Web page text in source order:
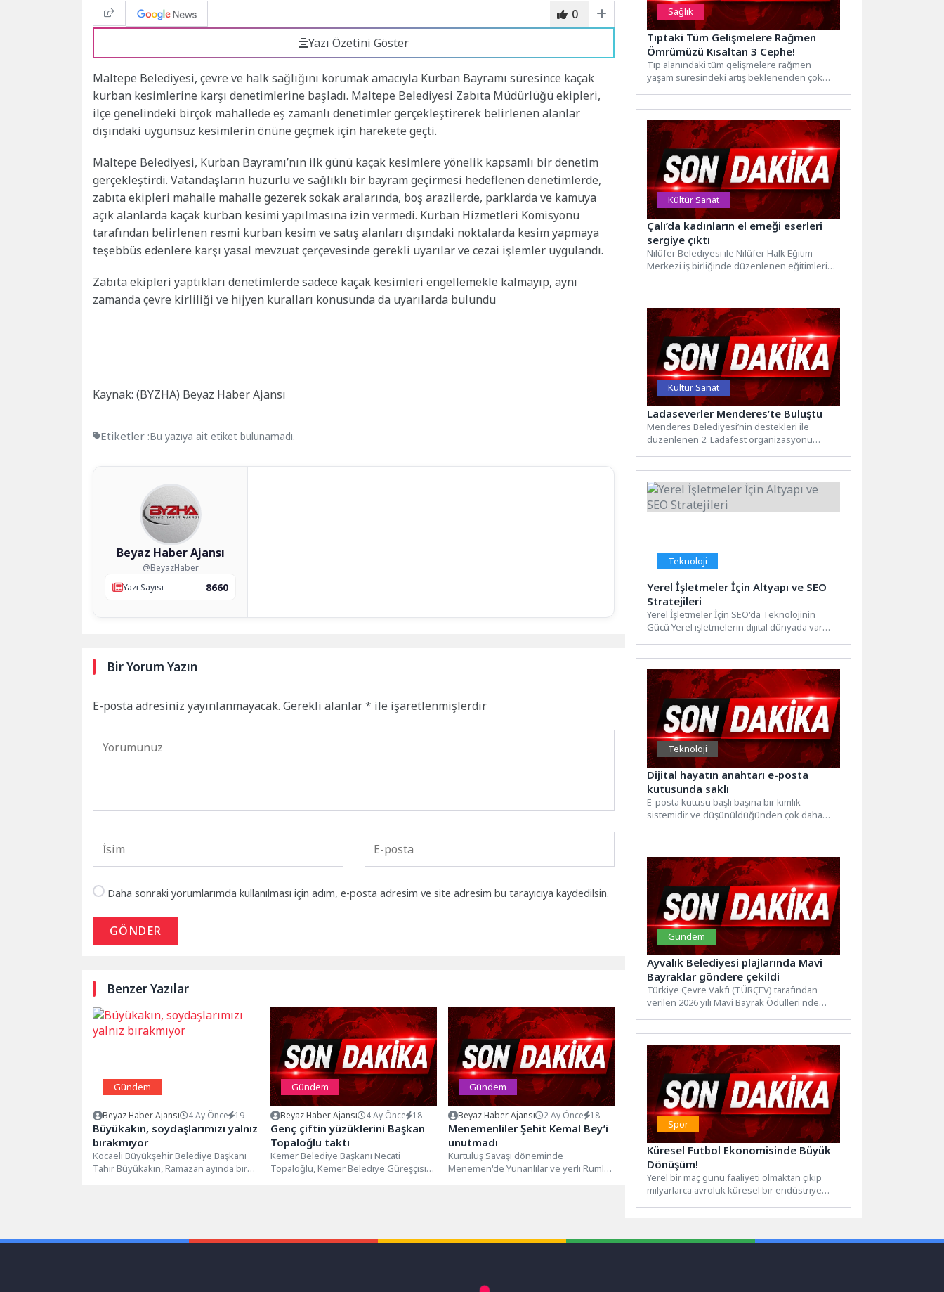
0
Yazı Özetini Göster
Maltepe Belediyesi, çevre ve halk sağlığını korumak amacıyla Kurban Bayramı süresince kaçak
kurban kesimlerine karşı denetimlerine başladı. Maltepe Belediyesi Zabıta Müdürlüğü ekipleri,
ilçe genelindeki birçok mahallede eş zamanlı denetimler gerçekleştirerek belirlenen alanlar
dışındaki uygunsuz kesimlerin önüne geçmek için harekete geçti.
Maltepe Belediyesi, Kurban Bayramı’nın ilk günü kaçak kesimlere yönelik kapsamlı bir denetim
gerçekleştirdi. Vatandaşların huzurlu ve sağlıklı bir bayram geçirmesi hedeflenen denetimlerde,
zabıta ekipleri mahalle mahalle gezerek sokak aralarında, boş arazilerde, parklarda ve kamuya
açık alanlarda kaçak kurban kesimi yapılmasına izin vermedi. Kurban Hizmetleri Komisyonu
tarafından belirlenen resmi kurban kesim ve satış alanları dışındaki noktalarda kesim yapmaya
teşebbüs edenlere karşı yasal mevzuat çerçevesinde gerekli uyarılar ve cezai işlemler uygulandı.
Zabıta ekipleri yaptıkları denetimlerde sadece kaçak kesimleri engellemekle kalmayıp, aynı
zamanda çevre kirliliği ve hijyen kuralları konusunda da uyarılarda bulundu
Kaynak: (BYZHA) Beyaz Haber Ajansı
Etiketler :Bu yazıya ait etiket bulunamadı.
Beyaz Haber Ajansı
@BeyazHaber
Yazı Sayısı
8660
Bir Yorum Yazın
E-posta adresiniz yayınlanmayacak. Gerekli alanlar* ile işaretlenmişlerdir
Daha sonraki yorumlarımda kullanılması için adım, e-posta adresim ve site adresim bu tarayıcıya kaydedilsin.
GÖNDER
Benzer Yazılar
Gündem
Beyaz Haber Ajansı 4 Ay Önce 19
Büyükakın, soydaşlarımızı yalnız
bırakmıyor
Kocaeli Büyükşehir Belediye Başkanı
Tahir Büyükakın, Ramazan ayında bir
Gündem
Beyaz Haber Ajansı 4 Ay Önce 18
Genç çiftin yüzüklerini Başkan
Topaloğlu taktı
Kemer Belediye Başkanı Necati
Topaloğlu, Kemer Belediye Güreşçisi
Gündem
Beyaz Haber Ajansı 2 Ay Önce 18
Menemenliler Şehit Kemal Bey’i
unutmadı
Kurtuluş Savaşı döneminde
Menemen'de Yunanlılar ve yerli Rumlar
Sağlık
Tıptaki Tüm Gelişmelere Rağmen
Ömrümüzü Kısaltan 3 Cephe!
Tıp alanındaki tüm gelişmelere rağmen
yaşam süresindeki artış beklenenden çok
Kültür Sanat
Çalı’da kadınların el emeği eserleri
sergiye çıktı
Nilüfer Belediyesi ile Nilüfer Halk Eğitim
Merkezi iş birliğinde düzenlenen eğitimleri
Kültür Sanat
Ladaseverler Menderes’te Buluştu
Menderes Belediyesi’nin destekleri ile
düzenlenen 2. Ladafest organizasyonu
Teknoloji
Yerel İşletmeler İçin Altyapı ve SEO
Stratejileri
Yerel İşletmeler İçin SEO'da Teknolojinin
Gücü Yerel işletmelerin dijital dünyada var
Teknoloji
Dijital hayatın anahtarı e-posta
kutusunda saklı
E-posta kutusu başlı başına bir kimlik
sistemidir ve düşünüldüğünden çok daha
Gündem
Ayvalık Belediyesi plajlarında Mavi
Bayraklar göndere çekildi
Türkiye Çevre Vakfı (TÜRÇEV) tarafından
verilen 2026 yılı Mavi Bayrak Ödülleri'nde
Spor
Küresel Futbol Ekonomisinde Büyük
Dönüşüm!
Yerel bir maç günü faaliyeti olmaktan çıkıp
milyarlarca avroluk küresel bir endüstriye